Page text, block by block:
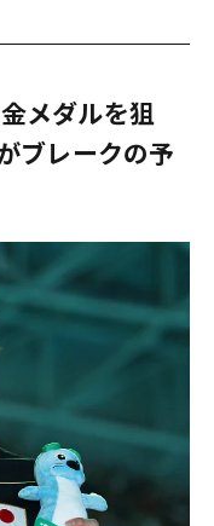
メダルを狙
ブレークの予